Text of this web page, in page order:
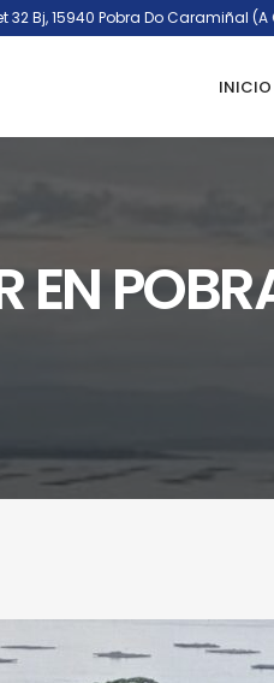
32 Bj, 15940 Pobra Do Caramiñal
INICIO
EN